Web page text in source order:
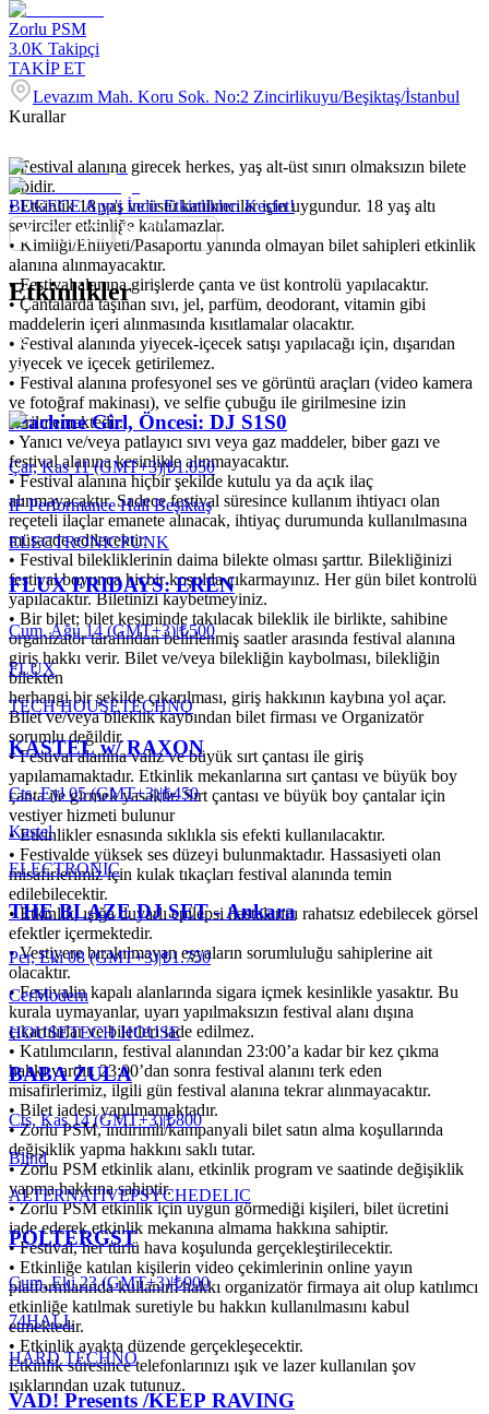
Zorlu PSM
3.0K Takipçi
TAKİP ET
Levazım Mah. Koru Sok. No:2 Zincirlikuyu/Beşiktaş/İstanbul
Kurallar
•⁠ ⁠Festival alanına girecek herkes, yaş alt-üst sınırı olmaksızın bilete
tabidir.
•⁠ ⁠Etkinlik 18 yaş ve üstü katılımcılar için uygundur. 18 yaş altı
seyirciler etkinliğe katılamazlar.
•⁠ ⁠Kimliği/Ehliyeti/Pasaportu yanında olmayan bilet sahipleri etkinlik
alanına alınmayacaktır.
•⁠ ⁠Festival alanına girişlerde çanta ve üst kontrolü yapılacaktır.
•⁠ ⁠Çantalarda taşınan sıvı, jel, parfüm, deodorant, vitamin gibi
maddelerin içeri alınmasında kısıtlamalar olacaktır.
•⁠ ⁠Festival alanında yiyecek-içecek satışı yapılacağı için, dışarıdan
yiyecek ve içecek getirilemez.
•⁠ ⁠Festival alanına profesyonel ses ve görüntü araçları (video kamera
ve fotoğraf makinası), ve selfie çubuğu ile girilmesine izin
verilmemektedir.
•⁠ ⁠Yanıcı ve/veya patlayıcı sıvı veya gaz maddeler, biber gazı ve
festival alanına kesinlikle alınmayacaktır.
•⁠ ⁠Festival alanına hiçbir şekilde kutulu ya da açık ilaç
alınmayacaktır. Sadece festival süresince kullanım ihtiyacı olan
reçeteli ilaçlar emanete alınacak, ihtiyaç durumunda kullanılmasına
müsaade edilecektir.
•⁠ ⁠Festival bilekliklerinin daima bilekte olması şarttır. Bilekliğinizi
festival boyunca hiçbir koşulda çıkarmayınız. Her gün bilet kontrolü
yapılacaktır. Biletinizi kaybetmeyiniz.
•⁠ ⁠Bir bilet; bilet kesiminde takılacak bileklik ile birlikte, sahibine
organizatör tarafından belirlenmiş saatler arasında festival alanına
giriş hakkı verir. Bilet ve/veya bilekliğin kaybolması, bilekliğin
bilekten
herhangi bir şekilde çıkarılması, giriş hakkının kaybına yol açar.
Bilet ve/veya bileklik kaybından bilet firması ve Organizatör
sorumlu değildir.
•⁠ ⁠Festival alanına valiz ve büyük sırt çantası ile giriş
yapılamamaktadır. Etkinlik mekanlarına sırt çantası ve büyük boy
çanta ile girmek yasaktır. Sırt çantası ve büyük boy çantalar için
vestiyer hizmeti bulunur
•⁠ ⁠Etkinlikler esnasında sıklıkla sis efekti kullanılacaktır.
•⁠ ⁠Festivalde yüksek ses düzeyi bulunmaktadır. Hassasiyeti olan
misafirlerimiz için kulak tıkaçları festival alanında temin
edilebilecektir.
•⁠ ⁠Etkinlik, ışığa duyarlı epilepsi hastalarını rahatsız edebilecek görsel
efektler içermektedir.
•⁠ ⁠Vestiyere bırakılmayan eşyaların sorumluluğu sahiplerine ait
olacaktır.
•⁠ ⁠Festivalin kapalı alanlarında sigara içmek kesinlikle yasaktır. Bu
kurala uymayanlar, uyarı yapılmaksızın festival alanı dışına
çıkartılırlar ve biletleri iade edilmez.
•⁠ ⁠Katılımcıların, festival alanından 23:00’a kadar bir kez çıkma
hakkı vardır. 23:00’dan sonra festival alanını terk eden
misafirlerimiz, ilgili gün festival alanına tekrar alınmayacaktır.
•⁠ ⁠Bilet iadesi yapılmamaktadır.
•⁠ ⁠Zorlu PSM, indirimli/kampanyali bilet satın alma koşullarında
değişiklik yapma hakkını saklı tutar.
•⁠ ⁠Zorlu PSM etkinlik alanı, etkinlik program ve saatinde değişiklik
yapma hakkına sahiptir.
•⁠ ⁠Zorlu PSM etkinlik için uygun görmediği kişileri, bilet ücretini
iade ederek etkinlik mekanına almama hakkına sahiptir.
•⁠ ⁠Festival, her türlü hava koşulunda gerçekleştirilecektir.
•⁠ ⁠Etkinliğe katılan kişilerin video çekimlerinin online yayın
platformlarında kullanım hakkı organizatör firmaya ait olup katılımcı
etkinliğe katılmak suretiyle bu hakkın kullanılmasını kabul
etmektedir.
•⁠ ⁠Etkinlik ayakta düzende gerçekleşecektir.
Etkinlik süresince telefonlarınızı ışık ve lazer kullanılan şov
ışıklarından uzak tutunuz.
BUGECE App'i İndir Etkinlikleri Keşfet!
Etkinlikler
Machine Girl, Öncesi: DJ S1S0
Çar, Kas 11 (GMT+3)|₺1.050
IF Performance Hall Beşiktaş
ELECTRONICPUNK
FLUX FRIDAYS: EREN
Cum, Ağu 14 (GMT+3)|₺500
FLUX
TECH HOUSETECHNO
KASTEL w/ RAXON
Cts, Eyl 05 (GMT+3)|₺450
Kastel
ELECTRONIC
THE BLAZE DJ SET - Ankara
Per, Eki 08 (GMT+3)|₺1.750
CerModern
HOUSETECH HOUSE
BABA ZULA
Cts, Kas 14 (GMT+3)|₺800
Blind
ALTERNATIVEPSYCHEDELIC
POLTERGST
Cum, Eki 23 (GMT+3)|₺900
74HALL
HARD TECHNO
VAD! Presents /KEEP RAVING